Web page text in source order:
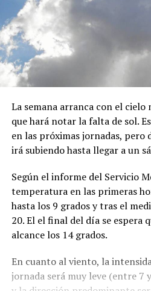
La semana arranca con el
que hará notar la falta de sol.
en las próximas jornadas, pero
irá subiendo hasta llegar a un
Según el informe del Servicio
temperatura en las primeras
hasta los 9 grados y tras el
20. El el final del día se espera
alcance los 14 grados.
En cuanto al viento, la
jornada será muy leve (entre 7